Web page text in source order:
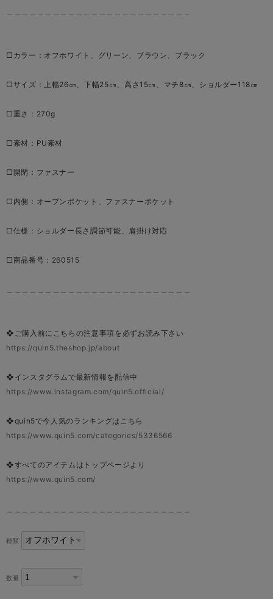
□カラー：オフホワイト、グリーン、ブラウン、ブラック
□サイズ：上幅26㎝、下幅25㎝、高さ15㎝、マチ8㎝、ショルダー118㎝
□重さ：270g
□素材：PU素材
□開閉：ファスナー
□内側：オープンポケット、ファスナーポケット
□仕様：ショルダー長さ調節可能、肩掛け対応
□商品番号：260515
❖ご購入前にこちらの注意事項を必ずお読み下さい
https://quin5.theshop.jp/about
❖インスタグラムで最新情報を配信中
https://www.instagram.com/quin5.official/
❖quin5で今人気のランキングはこちら
https://www.quin5.com/categories/5336566
❖すべてのアイテムはトップページより
https://www.quin5.com/
種類
数量